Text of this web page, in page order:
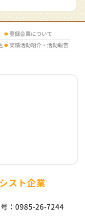
登録企業について
実績活動紹介・活動報告
スト企業
：0985-26-7244